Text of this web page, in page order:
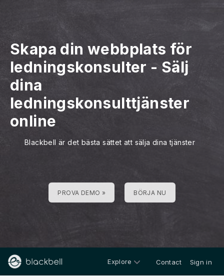
Skapa din webbplats för
ledningskonsulter - Sälj
dina
ledningskonsulttjänster
online
Blackbell är det bästa sättet att sälja dina tjänster
PROVA DEMO » BÖRJA NU
Explore Contact Sign in